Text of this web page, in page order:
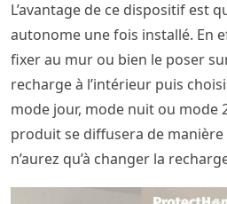
L’avantage de ce dispositif est
autonome une fois installé. En
fixer au mur ou bien le poser
recharge à l’intérieur puis
mode jour, mode nuit ou mode
produit se diffusera de
n’aurez qu’à changer la